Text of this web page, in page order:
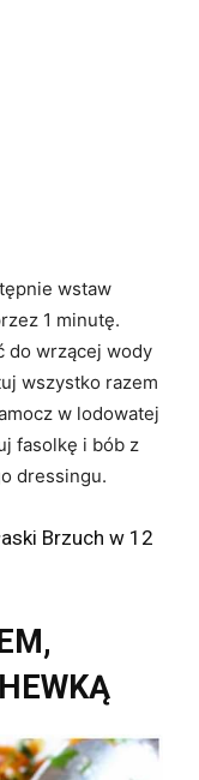
wstaw
1 minutę.
do wrzącej wody
wszystko razem
w lodowatej
fasolkę i bób z
dressingu.
Brzuch w 12